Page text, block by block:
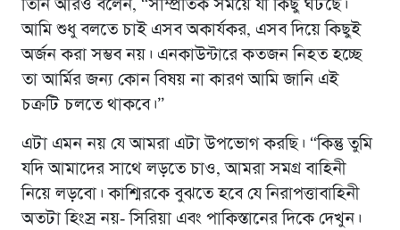
তিনি আরও বলেন, “সাম্প্রতিক সময়ে যা কিছু ঘটছে।
আমি শুধু বলতে চাই এসব অকার্যকর, এসব দিয়ে কিছুই
অর্জন করা সম্ভব নয়। এনকাউন্টারে কতজন নিহত হচ্ছে
তা আর্মির জন্য কোন বিষয় না কারণ আমি জানি এই
চক্রটি চলতে থাকবে।”
এটা এমন নয় যে আমরা এটা উপভোগ করছি। “কিন্তু তুমি
যদি আমাদের সাথে লড়তে চাও, আমরা সমগ্র বাহিনী
নিয়ে লড়বো। কাশ্মিরকে বুঝতে হবে যে নিরাপত্তাবাহিনী
অতটা হিংস্র নয়- সিরিয়া এবং পাকিস্তানের দিকে দেখুন।